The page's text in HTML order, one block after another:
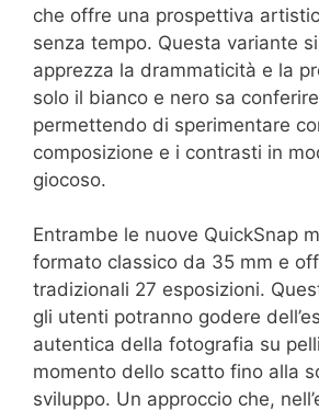
che offre una prospettiva
senza tempo. Questa variante
apprezza la drammaticità e la
solo il bianco e nero sa
permettendo di sperimentare
composizione e i contrasti in
giocoso.
Entrambe le nuove QuickSnap
formato classico da 35 mm e
tradizionali 27 esposizioni.
gli utenti potranno godere
autentica della fotografia su
momento dello scatto fino alla
sviluppo. Un approccio che,